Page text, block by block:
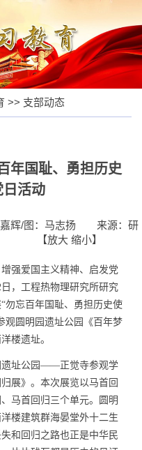
>> 支部动态
年国耻、勇担历史
日活动
辉/图：马志扬
来源：研
【放大 缩小】
强爱国主义精神、启发党
日，工程热物理研究所研究
勿忘百年国耻、勇担历史使
观圆明园遗址公园《百年梦
楼遗址。
遗址公园——正觉寺参观学
展》。本次展览以马首回
马首回归三个单元。
圆明
楼建筑群海晏堂外十二生
和回归之路也正是中华民